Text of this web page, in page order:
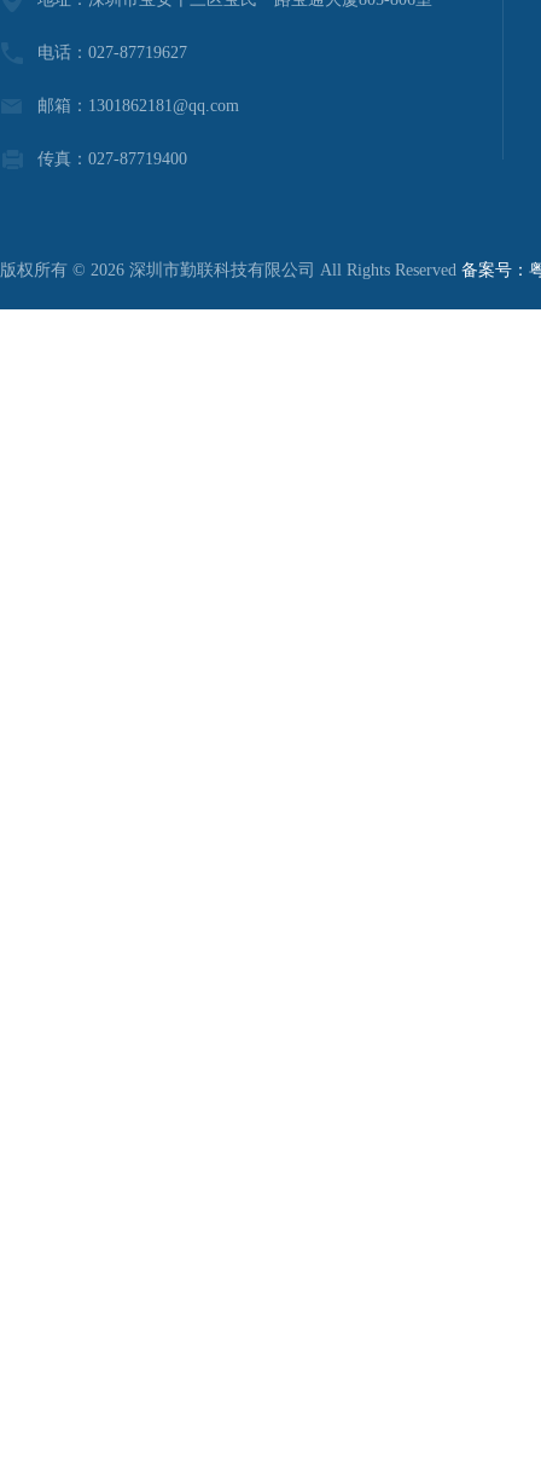
电话：027-87719627
邮箱：1301862181@qq.com
传真：027-87719400
版权所有 © 2026 深圳市勤联科技有限公司 All Rights Reserved 备案号：